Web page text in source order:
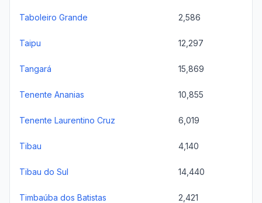
Taboleiro Grande 2,586
Taipu 12,297
Tangará 15,869
Tenente Ananias 10,855
Tenente Laurentino Cruz 6,019
Tibau 4,140
Tibau do Sul 14,440
Timbaúba dos Batistas 2,421